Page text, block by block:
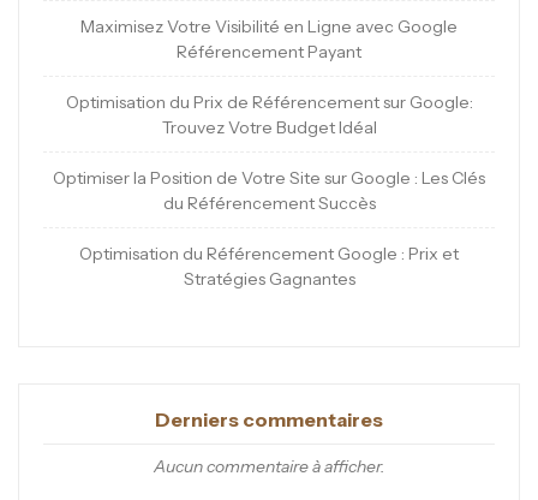
Maximisez Votre Visibilité en Ligne avec Google
Référencement Payant
Optimisation du Prix de Référencement sur Google:
Trouvez Votre Budget Idéal
Optimiser la Position de Votre Site sur Google : Les Clés
du Référencement Succès
Optimisation du Référencement Google : Prix et
Stratégies Gagnantes
Derniers commentaires
Aucun commentaire à afficher.